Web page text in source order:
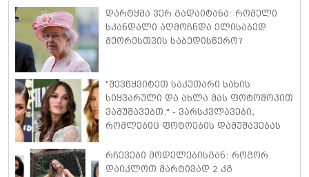
დარტყმა ვერ გადაიტანა: რომელი
სკანდალი აღმოჩნდა ელისაბედ
მეორესთვის საბედისწერო?
"შევწყვიტეთ საკუთარი სახის
სიყვარული და ახლა მას ფოტოშოპით
ვამუშავებთ." - ვარსკვლავები,
რომლებიც ფოტოების დამუშავებას
რჩევები მოდელებისგან: როგორ
დაიკლოთ მარტივად 2 კგ